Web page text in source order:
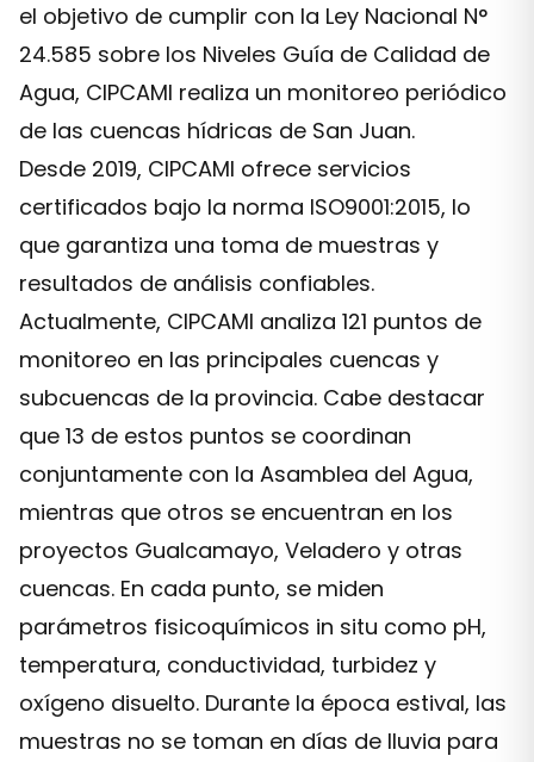
el objetivo de cumplir con la Ley Nacional N°
24.585 sobre los Niveles Guía de Calidad de
Agua, CIPCAMI realiza un monitoreo periódico
de las cuencas hídricas de San Juan.
Desde 2019, CIPCAMI ofrece servicios
certificados bajo la norma ISO9001:2015, lo
que garantiza una toma de muestras y
resultados de análisis confiables.
Actualmente, CIPCAMI analiza 121 puntos de
monitoreo en las principales cuencas y
subcuencas de la provincia. Cabe destacar
que 13 de estos puntos se coordinan
conjuntamente con la Asamblea del Agua,
mientras que otros se encuentran en los
proyectos Gualcamayo, Veladero y otras
cuencas. En cada punto, se miden
parámetros fisicoquímicos in situ como pH,
temperatura, conductividad, turbidez y
oxígeno disuelto. Durante la época estival, las
muestras no se toman en días de lluvia para